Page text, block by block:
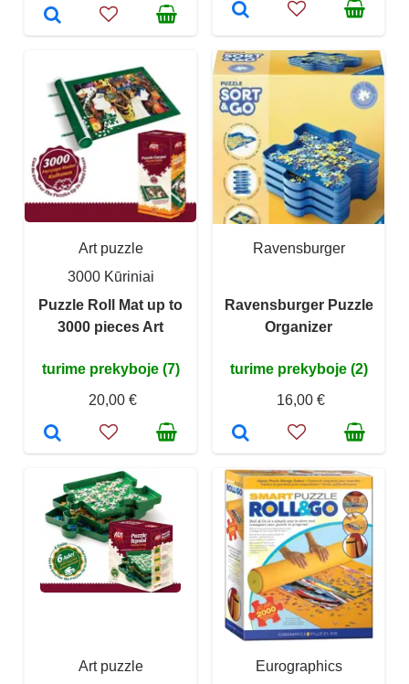
Art puzzle
3000 Kūriniai
Puzzle Roll Mat up to
3000 pieces Art
turime prekyboje (7)
20,00 €
Ravensburger
Ravensburger Puzzle
Organizer
turime prekyboje (2)
16,00 €
Art puzzle
Eurographics